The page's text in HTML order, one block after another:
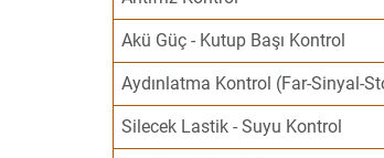
Akü Güç - Kutup Başı Kontrol
Aydınlatma Kontrol (Far-Sinyal-
Silecek Lastik - Suyu Kontrol